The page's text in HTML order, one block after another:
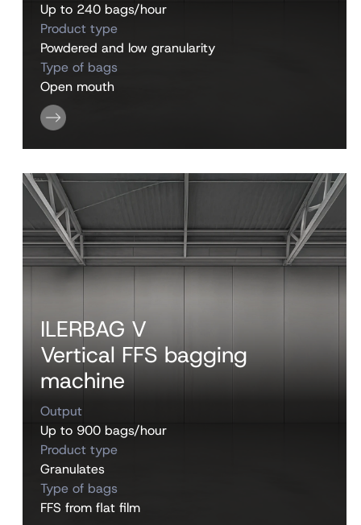
Up to 240 bags/hour
Product type
Powdered and low granularity
Type of bags
Open mouth
ILERBAG V
Vertical FFS bagging
machine
Output
Up to 900 bags/hour
Product type
Granulates
Type of bags
FFS from flat film